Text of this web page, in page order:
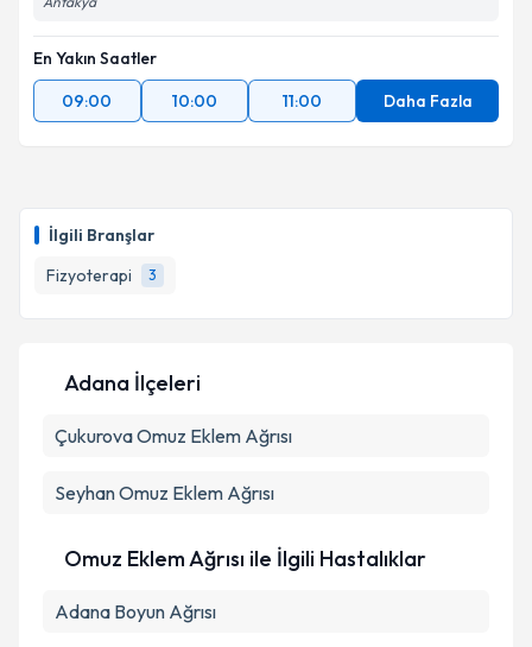
İlgili Branşlar
Fizyoterapi
3
En Yakın Saatler
09:00
10:00 11:00 Daha Fazla
Adana İlçeleri
ÇukurovaOmuz Eklem Ağrısı
SeyhanOmuz Eklem Ağrısı
Omuz Eklem Ağrısı ile İlgili Hastalıklar
Adana Boyun Ağrısı